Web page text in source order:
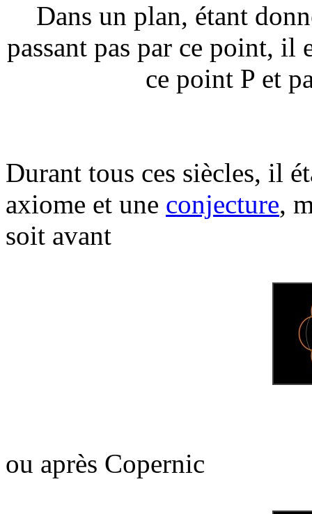
Dans un plan, étant
passant pas par ce point, il
ce point P et
Durant tous ces siècles, il
axiome et une conjecture,
soit avant
ou après Copernic